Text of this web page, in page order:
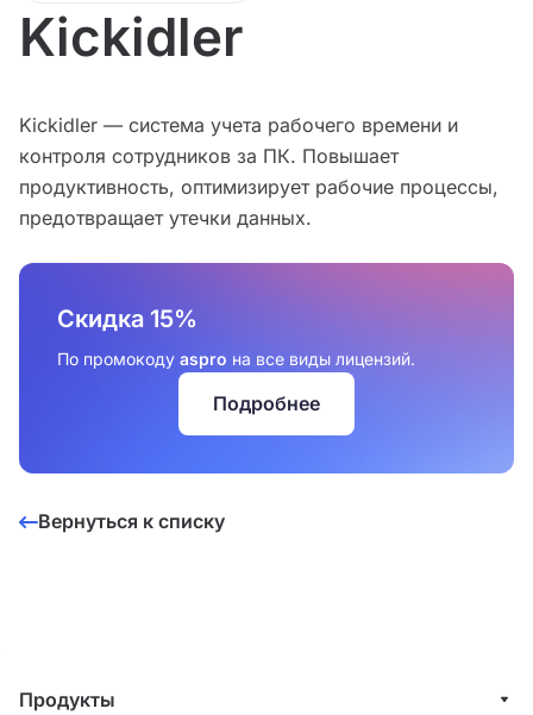
Kickidler
Kickidler — система учета рабочего времени и
контроля сотрудников за ПК. Повышает
продуктивность, оптимизирует рабочие процессы,
предотвращает утечки данных.
Скидка 15%
По промокоду aspro на все виды лицензий.
Подробнее
Вернуться к списку
Продукты